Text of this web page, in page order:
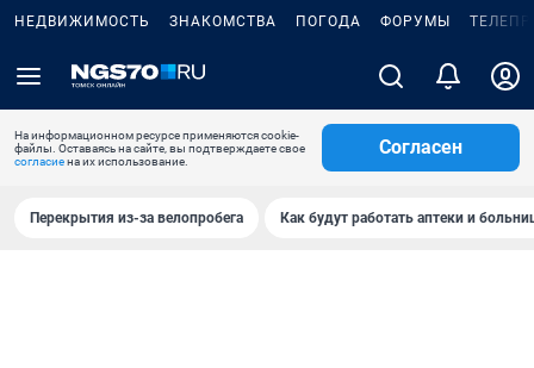
НЕДВИЖИМОСТЬ ЗНАКОМСТВА ПОГОДА ФОРУМЫ
На информационном ресурсе применяются cookie-
файлы. Оставаясь на сайте, вы подтверждаете свое
согласиена их использование.
Согласен
Перекрытия из-за велопробега Как будут работать аптеки и